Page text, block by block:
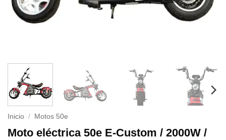
Inicio / Motos 50e
Moto eléctrica 50e E-Custom / 2000W /